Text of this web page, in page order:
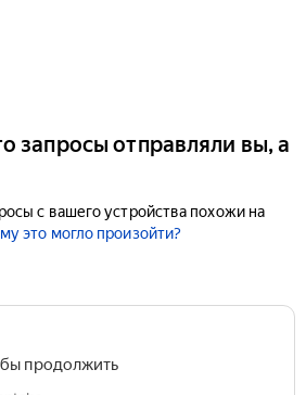
запросы отправляли вы, а
с вашего устройства похожи на
это могло произойти?